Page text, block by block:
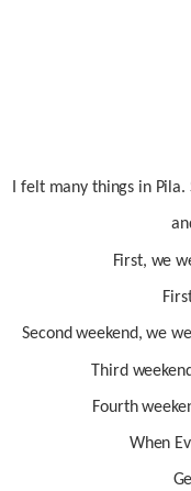
I felt many things in
First, we
Second weekend, we
Third
Fourth
When